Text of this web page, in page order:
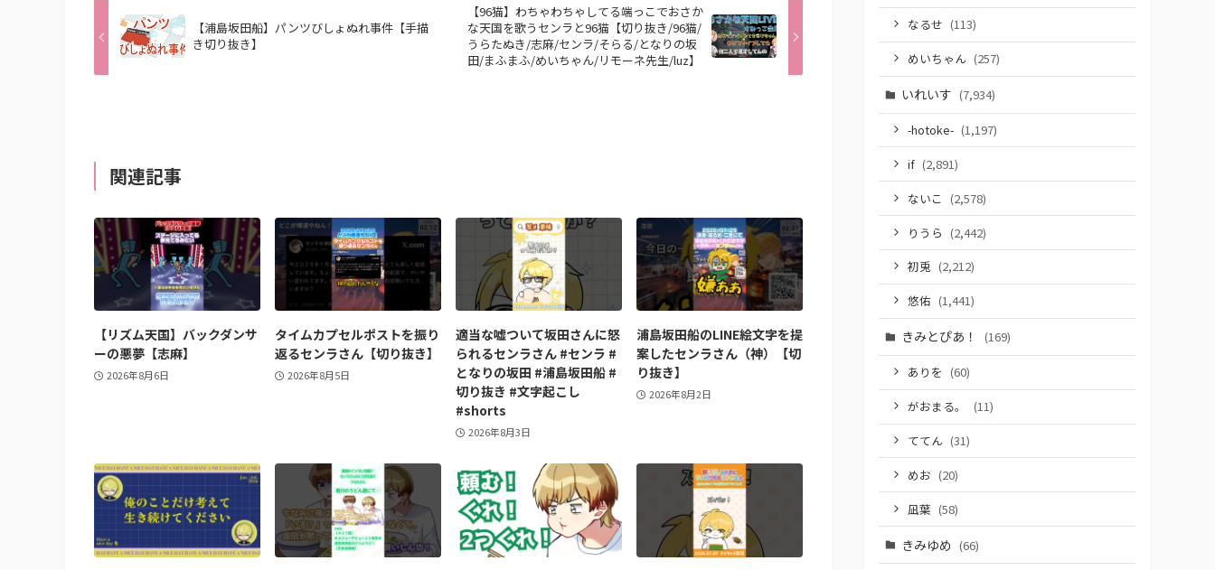
【浦島坂田船】パンツびしょぬれ事件【手描
き切り抜き】
【96猫】わちゃわちゃしてる端っこでおさか
な天国を歌うセンラと96猫【切り抜き/96猫/
うらたぬき/志麻/センラ/そらる/となりの坂
田/まふまふ/めいちゃん/リモーネ先生/luz】
関連記事
【リズム天国】バックダンサ
ーの悪夢【志麻】
2026年8月6日
タイムカプセルポストを振り
返るセンラさん【切り抜き】
2026年8月5日
適当な嘘ついて坂田さんに怒
られるセンラさん #センラ #
となりの坂田 #浦島坂田船 #
切り抜き #文字起こし
#shorts
2026年8月3日
浦島坂田船のLINE絵文字を提
案したセンラさん（神）【切
り抜き】
2026年8月2日
なるせ (113)
めいちゃん (257)
いれいす (7,934)
-hotoke- (1,197)
if (2,891)
ないこ (2,578)
りうら (2,442)
初兎 (2,212)
悠佑 (1,441)
きみとぴあ！ (169)
ありを (60)
がおまる。
(11)
ててん (31)
めお (20)
凪葉 (58)
きみゆめ (66)